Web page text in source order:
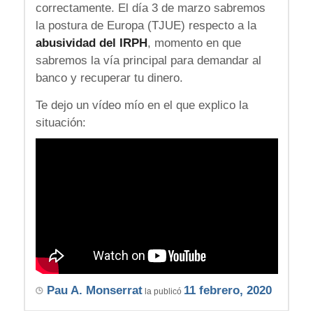
correctamente. El día 3 de marzo sabremos
la postura de Europa (TJUE) respecto a la
abusividad del IRPH, momento en que
sabremos la vía principal para demandar al
banco y recuperar tu dinero.
Te dejo un vídeo mío en el que explico la
situación:
Pau A. Monserratla publicó 11 febrero, 2020